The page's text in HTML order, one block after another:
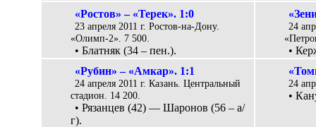
«Ростов» – «Терек». 1:0
23 апреля 2011 г. Ростов-на-Дону.
«Олимп-2». 7 500.
• Блатняк (34 – пен.).
24
•
«Рубин» – «Амкар». 1:1
24 апреля 2011 г. Казань. Центральный
стадион. 14 200.
• Рязанцев (42) — Шаронов (56 – а/
г).
24
•